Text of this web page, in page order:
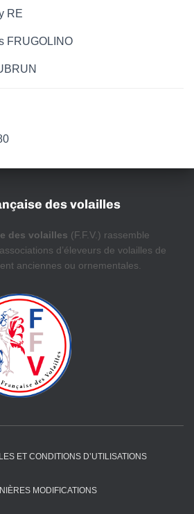
RE
FRUGOLINO
des volailles
des volailles (F.F.V.) rassemble
d’éleveurs de volailles de
anciennes ou ornementales.
ET CONDITIONS D’UTILISATIONS
MODIFICATIONS